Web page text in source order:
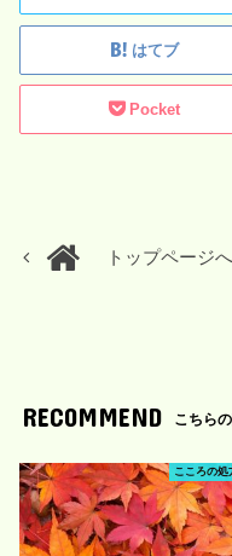
はてブ
Pocket
トップページへ
RECOMMEND こちら
こころの処